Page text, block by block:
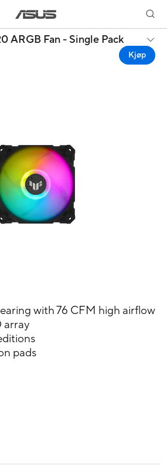
ARGB Fan - Single Pack
Kjøp
with 76 CFM high airflow
array
pads